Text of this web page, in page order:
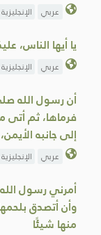
عربي الإنجليزية
يا أيها الناس،
عربي الإنجليزية
أن رسول الله
فرماها، ثم أتى
إلى جانبه
عربي الإنجليزية
أمرني رسول
وأن أتصدق
منها شيئًا